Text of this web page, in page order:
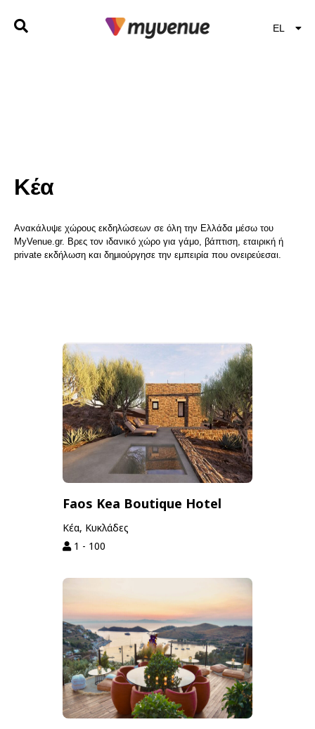
EL
EN
Κέα
Ανακάλυψε χώρους εκδηλώσεων σε όλη την Ελλάδα μέσω του
MyVenue.gr. Βρες τον ιδανικό χώρο για γάμο, βάπτιση, εταιρική ή
private εκδήλωση και δημιούργησε την εμπειρία που ονειρεύεσαι.
Faos Kea Boutique Hotel
Κέα, Κυκλάδες
1 - 100